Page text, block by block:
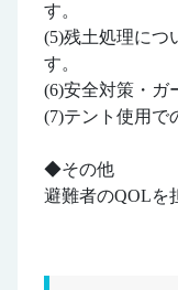
す。
(5)残土処理につ
す。
(6)安全対策・ガ
(7)テント使用で
◆その他
避難者のQOLを